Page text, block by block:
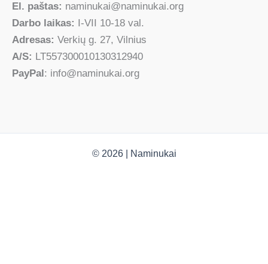
El. paštas: naminukai@naminukai.org
Darbo laikas:
I-VII 10-18 val.
Adresas: Verkių g. 27, Vilnius
A/S: LT557300010130312940
PayPal : info@naminukai.org
© 2026 | Naminukai